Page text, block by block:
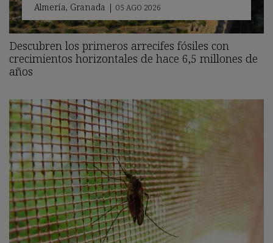
Almería, Granada | 05 AGO 2026
Descubren los primeros arrecifes fósiles con
crecimientos horizontales de hace 6,5 millones de
años